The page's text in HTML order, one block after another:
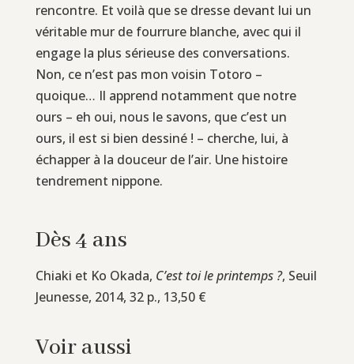
rencontre. Et voilà que se dresse devant lui un
véritable mur de fourrure blanche, avec qui il
engage la plus sérieuse des conversations.
Non, ce n’est pas mon voisin Totoro –
quoique… Il apprend notamment que notre
ours – eh oui, nous le savons, que c’est un
ours, il est si bien dessiné ! – cherche, lui, à
échapper à la douceur de l’air. Une histoire
tendrement nippone.
Dès 4 ans
Chiaki et Ko Okada, C’est toi le printemps ?, Seuil
Jeunesse, 2014, 32 p., 13,50 €
Voir aussi